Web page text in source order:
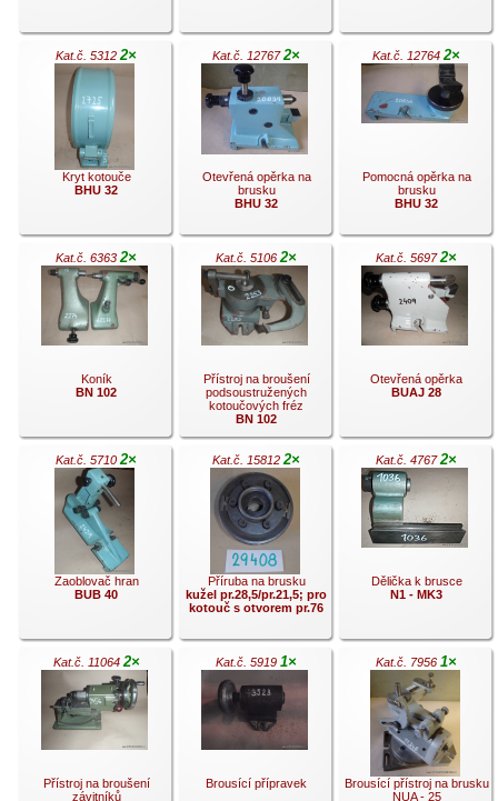
.
. .
Kat.č. 5312 2×
Kryt kotouče
BHU 32
.
Kat.č. 127672×
Otevřená opěrka na
brusku
BHU 32
.
Kat.č. 12764 2×
Pomocná opěrka na
brusku
BHU 32
Kat.č. 6363 2×
Koník
BN 102
.
Kat.č. 5106 2×
Přístroj na broušení
podsoustružených
kotoučových fréz
BN 102
.
Kat.č. 56972×
Otevřená opěrka
BUAJ 28
.
Kat.č. 5710 2×
Zaoblovač hran
BUB 40
.
Kat.č. 15812 2×
Příruba na brusku
kužel pr.28,5/pr.21,5; pro
kotouč s otvorem pr.76
Kat.č. 47672×
Dělička k brusce
N1 - MK3
.
Kat.č. 11064 2×
Přístroj na broušení
závitníků
Kat.č. 5919 1×
Brousící přípravek
Kat.č. 7956 1×
Brousící přístroj na brusku
NUA - 25